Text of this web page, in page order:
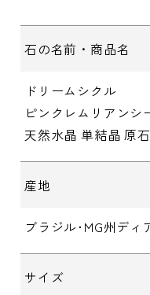
石の名前・商品名
ドリームシクル
ピンクレムリアンシ
天然水晶 単結晶 原石
産地
ブラジル･MG州デ
サイズ